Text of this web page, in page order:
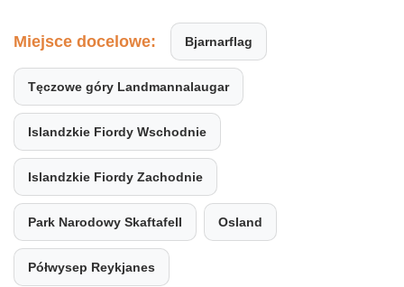
Miejsce docelowe: Bjarnarflag
Tęczowe góry Landmannalaugar
Islandzkie Fiordy Wschodnie
Islandzkie Fiordy Zachodnie
Park Narodowy Skaftafell Osland
Półwysep Reykjanes